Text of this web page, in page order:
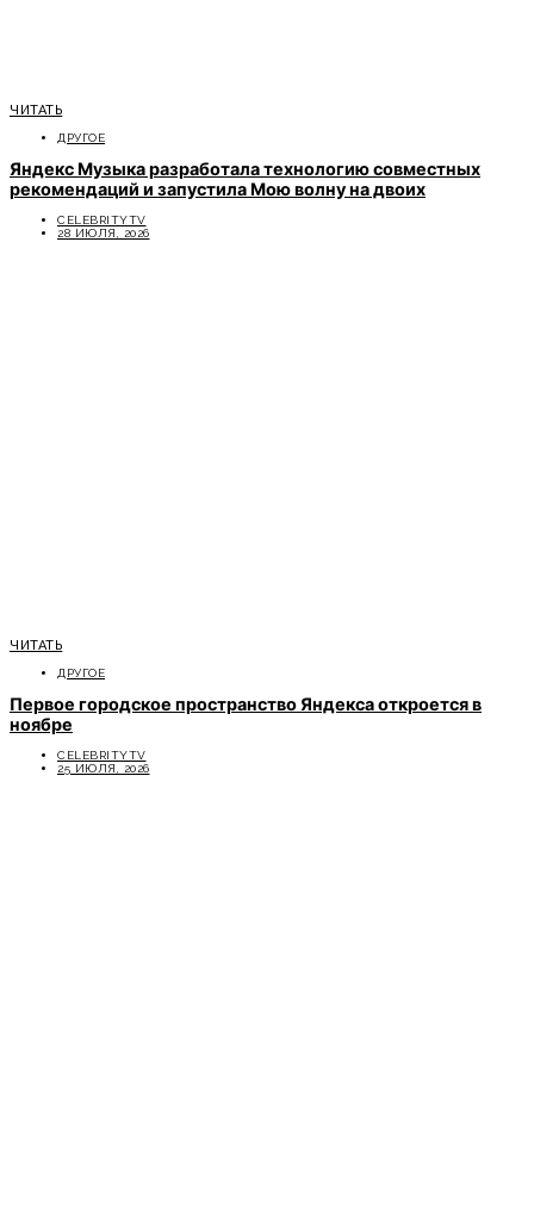
ЧИТАТЬ
ДРУГОЕ
Яндекс Музыка разработала технологию совместных
рекомендаций и запустила Мою волну на двоих
CELEBRITYTV
28 ИЮЛЯ, 2026
ЧИТАТЬ
ДРУГОЕ
Первое городское пространство Яндекса откроется в
ноябре
CELEBRITYTV
25 ИЮЛЯ, 2026